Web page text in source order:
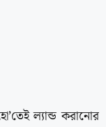
ল্যান্ড করানোর